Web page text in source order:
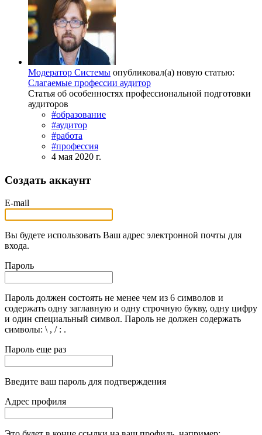
Модератор Системы опубликовал(а) новую статью:
Слагаемые профессии аудитор
Статья об особенностях профессиональной подготовки
аудиторов
#образование
#аудитор
#работа
#профессия
4 мая 2020 г.
Создать аккаунт
E-mail
Вы будете использовать Ваш адрес электронной почты для
входа.
Пароль
Пароль должен состоять не менее чем из 6 символов и
содержать одну заглавную и одну строчную букву, одну цифру
и один специальный символ. Пароль не должен содержать
символы: \ , / : .
Пароль еще раз
Введите ваш пароль для подтверждения
Адрес профиля